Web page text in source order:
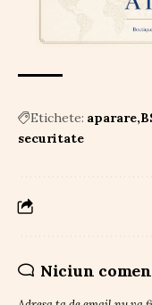
Etichete: aparare
securitate
Niciun